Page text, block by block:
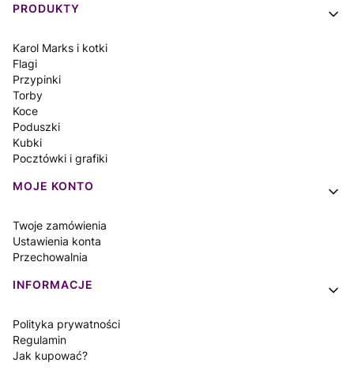
PRODUKTY
Karol Marks i kotki
Flagi
Przypinki
Torby
Koce
Poduszki
Kubki
Pocztówki i grafiki
MOJE KONTO
Twoje zamówienia
Ustawienia konta
Przechowalnia
INFORMACJE
Polityka prywatności
Regulamin
Jak kupować?